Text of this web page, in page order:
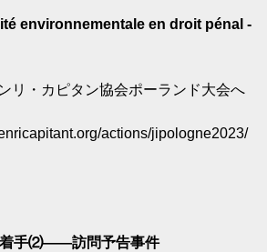
environnementale en droit pénal -
リ・カピタン協会ポーランド大会へ
actions/jipologne2023/
着手⑵――訪問予告事件